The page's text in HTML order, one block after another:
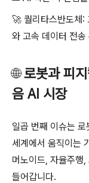
🚀 퀄리타스반도체:
와 고속 데이터 전
🌐로봇과 피
음 AI 시장
일곱 번째 이슈는
세계에서 움직이는
머노이드, 자율주행
들어갑니다.